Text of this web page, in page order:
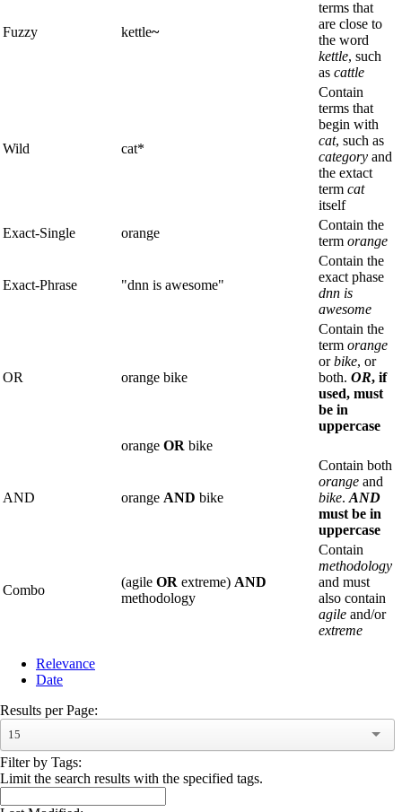
Fuzzy kettle~
terms that
are close to
the word
kettle, such
as cattle
Wild cat*
Contain
terms that
begin with
cat, such as
category and
the extact
term cat
itself
Exact-Single
orange
Contain the
term orange
Exact-Phrase "dnn is awesome"
Contain the
exact phase
dnn is
awesome
OR orange bike
Contain the
term orange
orbike, or
both. OR, if
used, must
be in
uppercase
orange OR bike
AND orange AND bike
Contain both
orange and
bike. AND
must be in
uppercase
Combo
(agile OR extreme) AND
methodology
Contain
methodology
and must
also contain
agile and/or
extreme
Relevance
Date
Results per Page:
15
Filter by Tags:
Limit the search results with the specified tags.